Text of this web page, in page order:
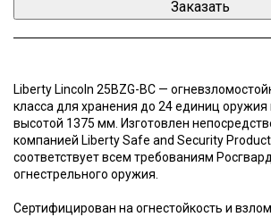
Liberty Lincoln 25BZG-BC —
класса для хранения до 24 единиц
высотой 1375 мм. Изготовлен
компанией Liberty Safe and Security
соответствует всем требованиям
огнестрельного оружия.
Сертифицирован на огнестойкость и